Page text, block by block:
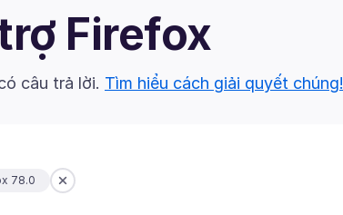
Firefox
câu trả lời. Tìm hiểu cách giải quyết chúng!
78.0